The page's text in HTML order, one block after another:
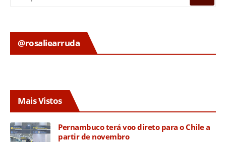
@rosaliearruda
Mais Vistos
Pernambuco terá voo direto para o Chile a
partir de novembro